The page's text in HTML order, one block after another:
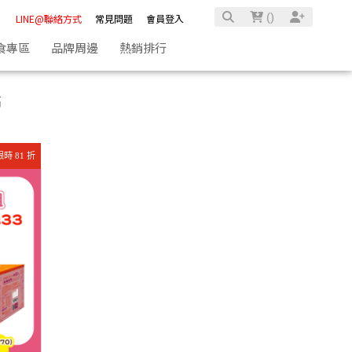
LINE@聯絡方式 常見問題 會員登入 ()
專區 品牌周邊 熱銷排行
時 81 折